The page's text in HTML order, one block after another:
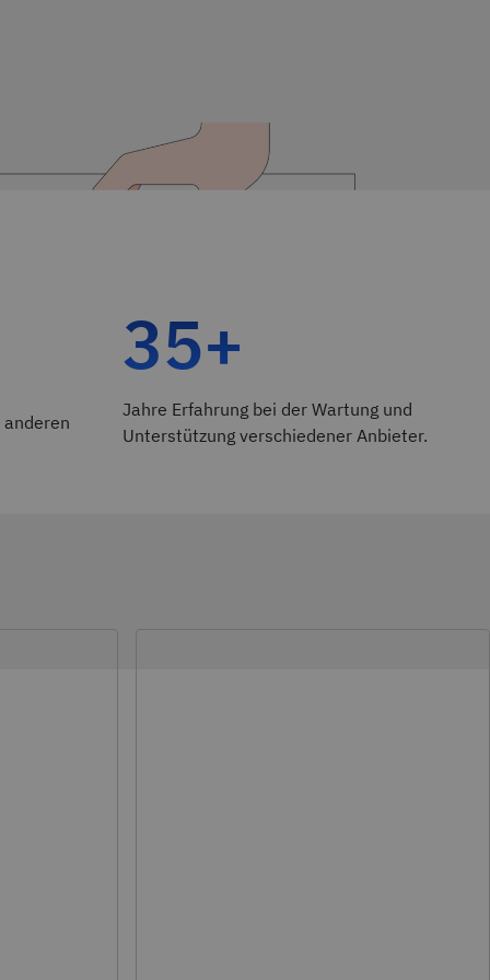
35+
Jahre Erfahrung bei der Wartung und
Unterstützung verschiedener Anbieter.